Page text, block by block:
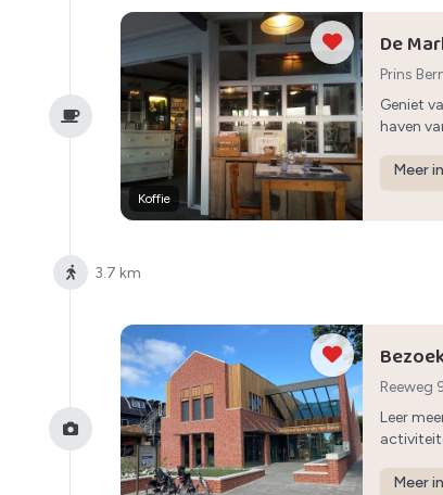
Koffie
De
Prins
Geniet
haven
Meer
3.7 km
Reeweg
Leer
Meer